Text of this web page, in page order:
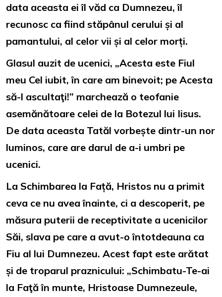
data aceasta ei îl văd ca Dumnezeu, îl
recunosc ca fiind stăpânul cerului și al
pamantului, al celor vii și al celor morți.
Glasul auzit de ucenici, „Acesta este Fiul
meu Cel iubit, în care am binevoit; pe Acesta
să-l ascultaţi!” marchează o teofanie
asemănătoare celei de la Botezul lui Iisus.
De data aceasta Tatăl vorbește dintr-un nor
luminos, care are darul de a-i umbri pe
ucenici.
La Schimbarea la Față, Hristos nu a primit
ceva ce nu avea înainte, ci a descoperit, pe
măsura puterii de receptivitate a ucenicilor
Săi, slava pe care a avut-o întotdeauna ca
Fiu al lui Dumnezeu. Acest fapt este arătat
și de troparul praznicului: „Schimbatu-Te-ai
la Faţă în munte, Hristoase Dumnezeule,